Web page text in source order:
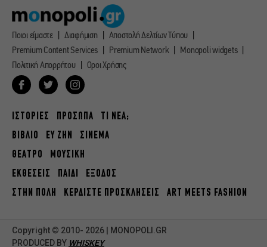
Ποιοι είμαστε Διαφήμιση
Αποστολή Δελτίων Τύπου
Premium Content Services
Premium Network
Monopoli widgets
Πολιτική Απορρήτου
Οροι Χρήσης
ΙΣΤΟΡΙΕΣ ΠΡΟΣΩΠΑ
ΤΙ ΝΕΑ;
ΒΙΒΛΙΟ
ΕΥ ΖΗΝ
ΣΙΝΕΜΑ
ΘΕΑΤΡΟ
ΜΟΥΣΙΚΗ
ΕΚΘΕΣΕΙΣ
ΠΑΙΔΙ
ΕΞΟΔΟΣ
ΣΤΗΝ ΠΟΛΗ
ΚΕΡΔΙΣΤΕ ΠΡΟΣΚΛΗΣΕΙΣ ART MEETS FASHION
Copyright © 2010- 2026 | MONOPOLI.GR
PRODUCED BY WHISKEY